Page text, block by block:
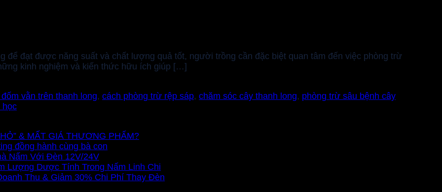
để đạt được năng suất và chất lượng quả tốt, người trồng cần đặc biệt quan tâm đến việc phòng trừ
kinh nghiệm và kiến thức hữu ích giúp […]
vằn trên thanh long, cách phòng trừ rệp sáp, chăm sóc cây thanh long, phòng trừ sâu bệnh cây
học
& MẤT GIÁ THƯƠNG PHẨM?
đồng hành cùng bà con
Nấm Với Đèn 12V/24V
Lượng Dược Tính Trong Nấm Linh Chi
Thu & Giảm 30% Chi Phí Thay Đèn